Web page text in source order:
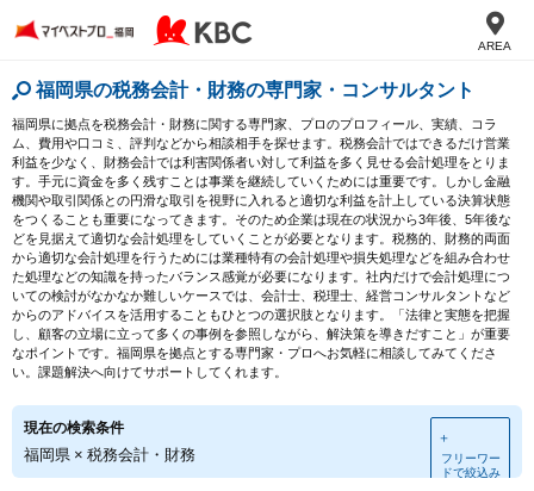
AREA
福岡県の税務会計・財務の専門家・コンサルタント
福岡県に拠点を税務会計・財務に関する専門家、プロのプロフィール、実績、コラ
ム、費用や口コミ、評判などから相談相手を探せます。税務会計ではできるだけ営業
利益を少なく、財務会計では利害関係者い対して利益を多く見せる会計処理をとりま
す。手元に資金を多く残すことは事業を継続していくためには重要です。しかし金融
機関や取引関係との円滑な取引を視野に入れると適切な利益を計上している決算状態
をつくることも重要になってきます。そのため企業は現在の状況から3年後、5年後な
どを見据えて適切な会計処理をしていくことが必要となります。税務的、財務的両面
から適切な会計処理を行うためには業種特有の会計処理や損失処理などを組み合わせ
た処理などの知識を持ったバランス感覚が必要になります。社内だけで会計処理につ
いての検討がなかなか難しいケースでは、会計士、税理士、経営コンサルタントなど
からのアドバイスを活用することもひとつの選択肢となります。「法律と実態を把握
し、顧客の立場に立って多くの事例を参照しながら、解決策を導きだすこと」が重要
なポイントです。福岡県を拠点とする専門家・プロへお気軽に相談してみてくださ
い。課題解決へ向けてサポートしてくれます。
現在の検索条件
福岡県 × 税務会計・財務
＋
フリーワー
ドで絞込み